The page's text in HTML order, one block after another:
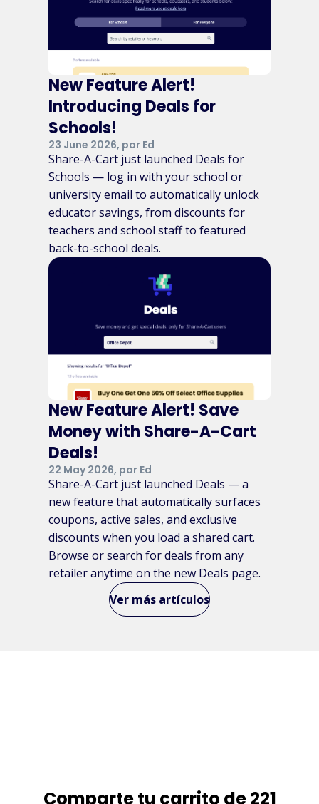
New Feature Alert!
Introducing Deals for
Schools!
23 June 2026, por Ed
Share-A-Cart just launched Deals for
Schools — log in with your school or
university email to automatically unlock
educator savings, from discounts for
teachers and school staff to featured
back-to-school deals.
New Feature Alert! Save
Money with Share-A-Cart
Deals!
22 May 2026, por Ed
Share-A-Cart just launched Deals — a
new feature that automatically surfaces
coupons, active sales, and exclusive
discounts when you load a shared cart.
Browse or search for deals from any
retailer anytime on the new Deals page.
Ver más artículos
Comparte tu carrito de 221